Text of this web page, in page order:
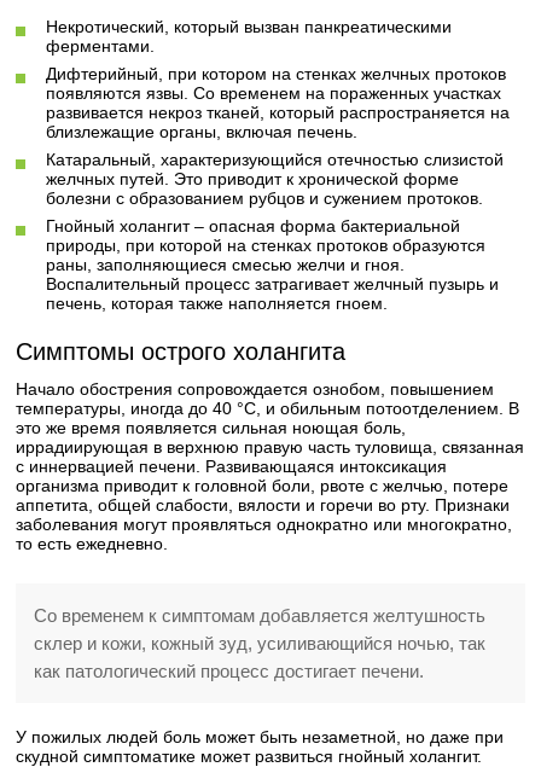
Некротический, который вызван панкреатическими
ферментами.
Дифтерийный, при котором на стенках желчных протоков
появляются язвы. Со временем на пораженных участках
развивается некроз тканей, который распространяется на
близлежащие органы, включая печень.
Катаральный, характеризующийся отечностью слизистой
желчных путей. Это приводит к хронической форме
болезни с образованием рубцов и сужением протоков.
Гнойный холангит – опасная форма бактериальной
природы, при которой на стенках протоков образуются
раны, заполняющиеся смесью желчи и гноя.
Воспалительный процесс затрагивает желчный пузырь и
печень, которая также наполняется гноем.
Симптомы острого холангита
Начало обострения сопровождается ознобом, повышением
температуры, иногда до 40 °C, и обильным потоотделением. В
это же время появляется сильная ноющая боль,
иррадиирующая в верхнюю правую часть туловища, связанная
с иннервацией печени. Развивающаяся интоксикация
организма приводит к головной боли, рвоте с желчью, потере
аппетита, общей слабости, вялости и горечи во рту. Признаки
заболевания могут проявляться однократно или многократно,
то есть ежедневно.
Со временем к симптомам добавляется желтушность
склер и кожи, кожный зуд, усиливающийся ночью, так
как патологический процесс достигает печени.
У пожилых людей боль может быть незаметной, но даже при
скудной симптоматике может развиться гнойный холангит.